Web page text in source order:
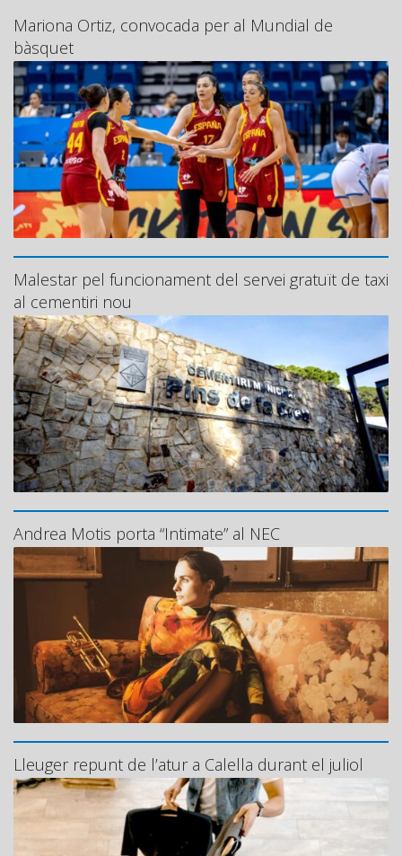
Mariona Ortiz, convocada per al Mundial de
bàsquet
Malestar pel funcionament del servei gratuït de taxi
al cementiri nou
Andrea Motis porta “Intimate” al NEC
Lleuger repunt de l’atur a Calella durant el juliol